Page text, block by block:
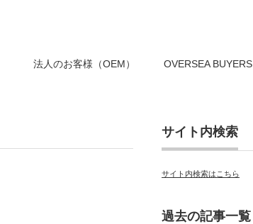
法人のお客様（OEM） OVERSEA BUYERS
サイト内検索
サイト内検索はこちら
過去の記事一覧